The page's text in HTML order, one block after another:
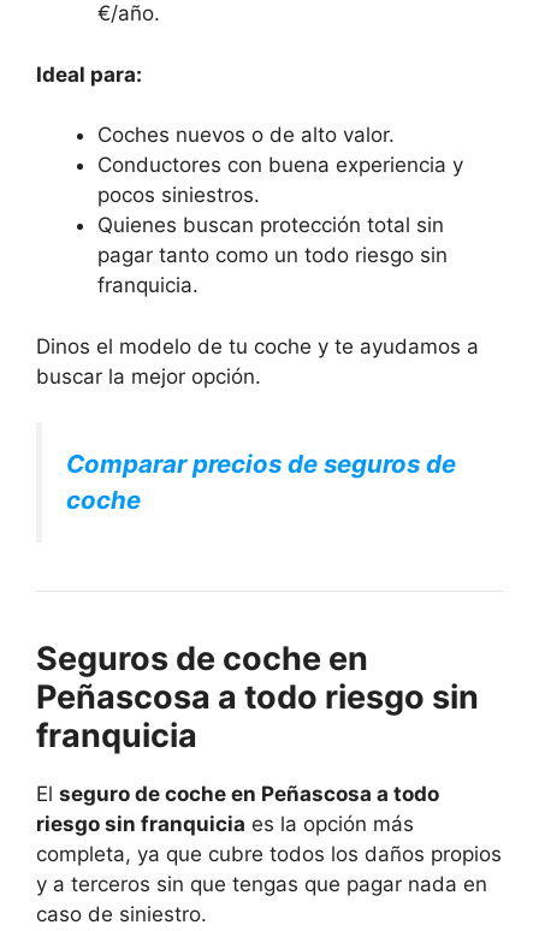
€/año.
Ideal para:
Coches nuevos o de alto valor.
Conductores con buena experiencia y
pocos siniestros.
Quienes buscan protección total sin
pagar tanto como un todo riesgo sin
franquicia.
Dinos el modelo de tu coche y te ayudamos a
buscar la mejor opción.
Comparar precios de seguros de
coche
Seguros de coche en
Peñascosa a todo riesgo sin
franquicia
El seguro de coche en Peñascosa a todo
riesgo sin franquicia es la opción más
completa, ya que cubre todos los daños propios
y a terceros sin que tengas que pagar nada en
caso de siniestro.